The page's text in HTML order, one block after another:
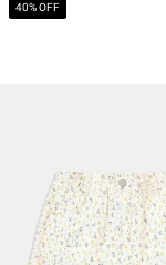
40% OFF